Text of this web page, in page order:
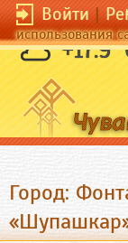
Войти|
использования
+17.9
Город: